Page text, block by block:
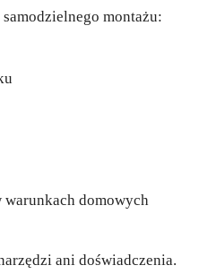
montażu:
domowych
ani doświadczenia.